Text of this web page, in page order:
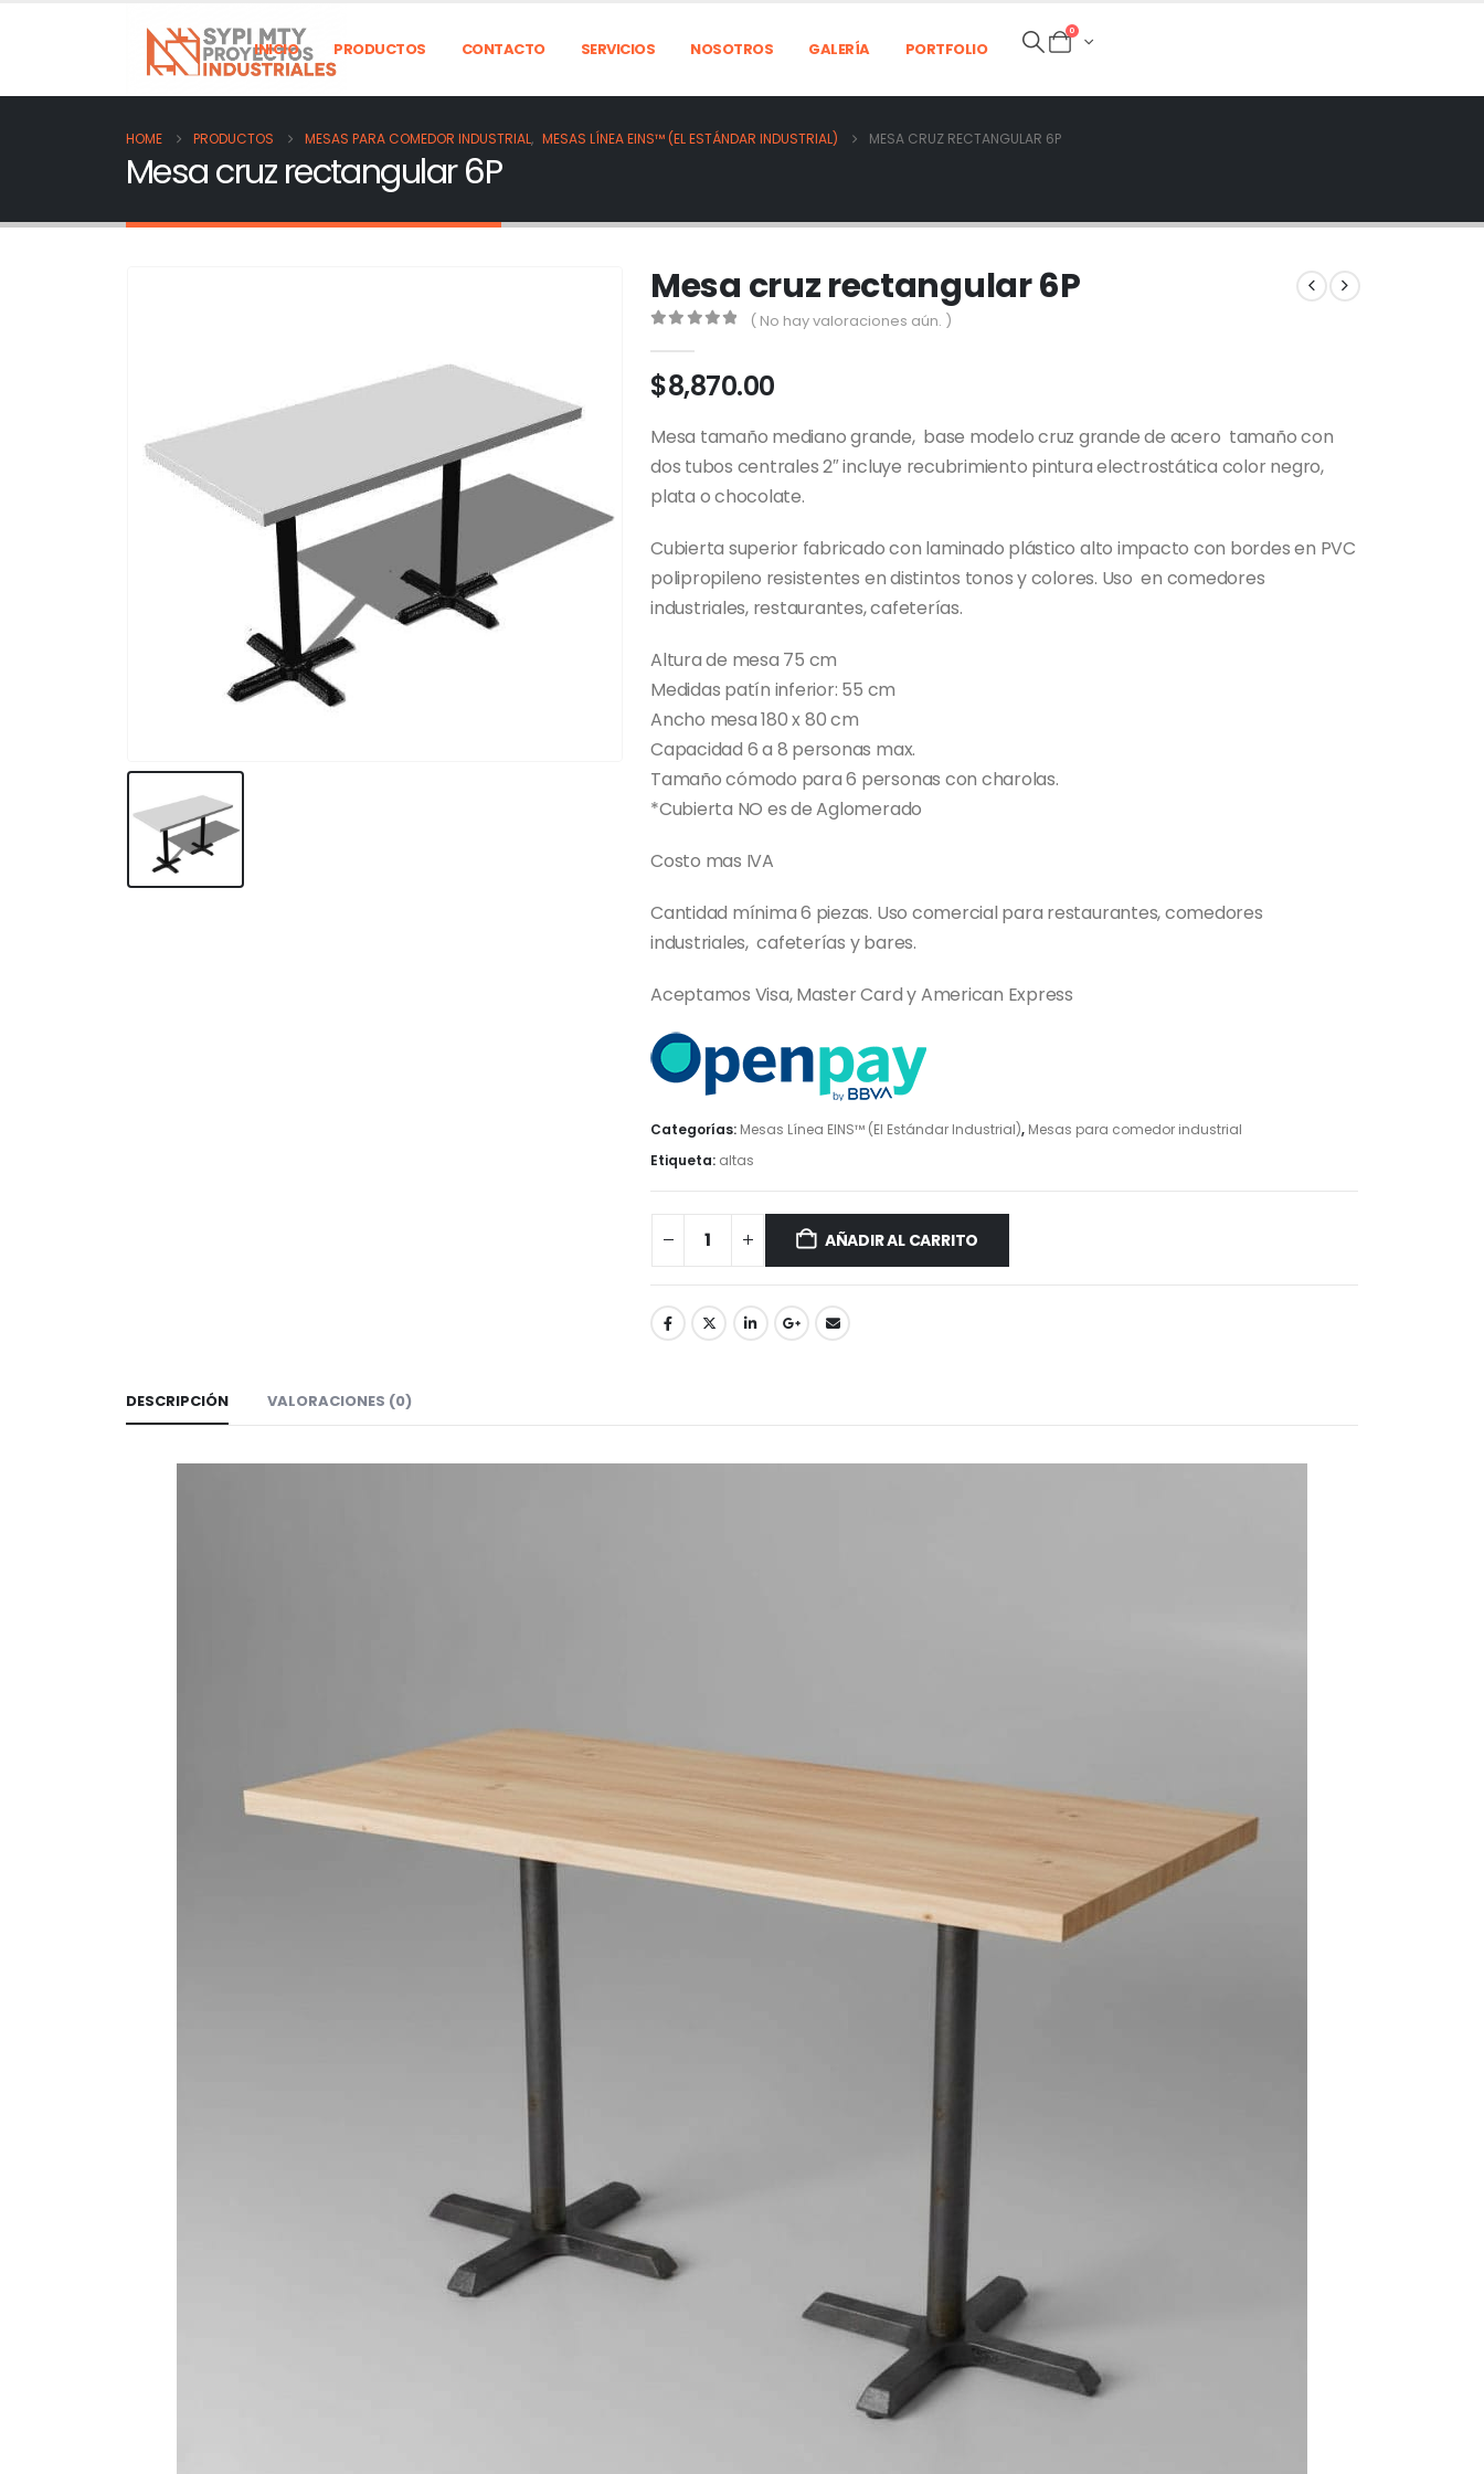
INICIO PRODUCTOS CONTACTO SERVICIOS NOSOTROS GALERÍA PORTFOLIO
0
HOME PRODUCTOS MESAS PARA COMEDOR INDUSTRIAL, MESAS LÍNEA EINS™ (EL ESTÁNDAR INDUSTRIAL) MESA CRUZ RECTANGULAR 6P
Mesa cruz rectangular 6P
Mesa cruz rectangular 6P
( No hay valoraciones aún. )
$8,870.00
Mesa tamaño mediano grande, base modelo cruz grande de acero tamaño con
dos tubos centrales 2″ incluye recubrimiento pintura electrostática color negro,
plata o chocolate.
Cubierta superior fabricado con laminado plástico alto impacto con bordes en PVC
polipropileno resistentes en distintos tonos y colores. Uso en comedores
industriales, restaurantes, cafeterías.
Altura de mesa 75 cm
Medidas patín inferior: 55 cm
Ancho mesa 180 x 80 cm
Capacidad 6 a 8 personas max.
Tamaño cómodo para 6 personas con charolas.
*Cubierta NO es de Aglomerado
Costo mas IVA
Cantidad mínima 6 piezas. Uso comercial para restaurantes, comedores
industriales, cafeterías y bares.
Aceptamos Visa, Master Card y American Express
Categorías: Mesas Línea EINS™ (El Estándar Industrial), Mesas para comedor industrial
Etiqueta: altas
AÑADIR AL CARRITO
DESCRIPCIÓN VALORACIONES (0)